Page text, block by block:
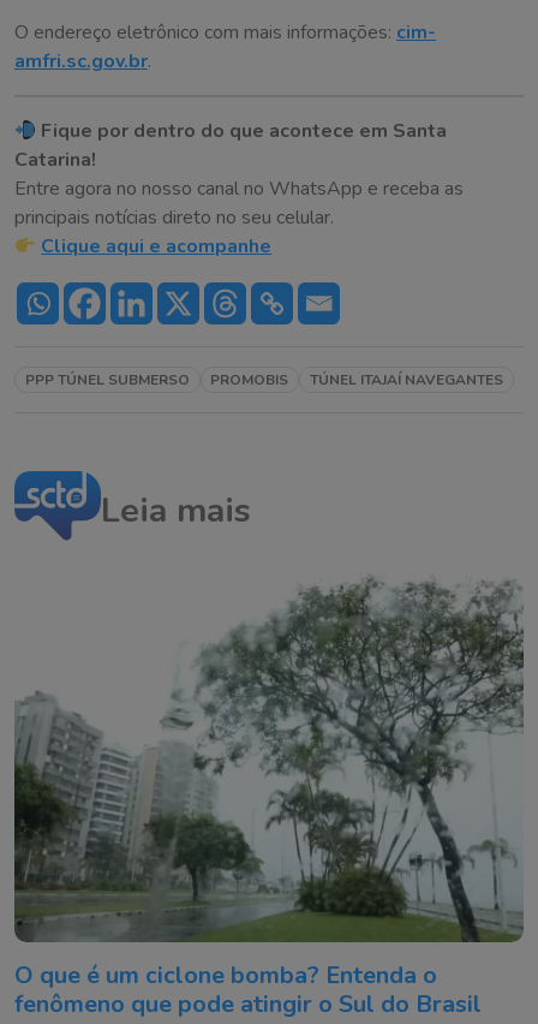
O endereço eletrônico com mais informações: cim-
amfri.sc.gov.br.
Fique por dentro do que acontece em Santa
Catarina!
Entre agora no nosso canal no WhatsApp e receba as
principais notícias direto no seu celular.
Clique aqui e acompanhe
PPP TÚNEL SUBMERSO PROMOBIS TÚNEL ITAJAÍ NAVEGANTES
Leia mais
O que é um ciclone bomba? Entenda o
fenômeno que pode atingir o Sul do Brasil